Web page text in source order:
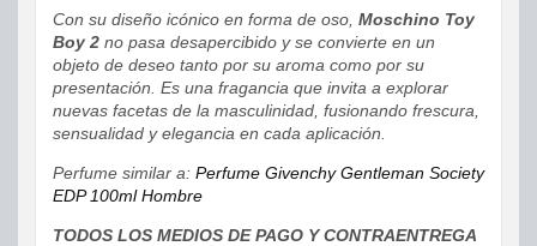
Con su diseño icónico en forma de oso, Moschino Toy
Boy 2 no pasa desapercibido y se convierte en un
objeto de deseo tanto por su aroma como por su
presentación. Es una fragancia que invita a explorar
nuevas facetas de la masculinidad, fusionando frescura,
sensualidad y elegancia en cada aplicación.
Perfume similar a: Perfume Givenchy Gentleman Society
EDP 100ml Hombre
TODOS LOS MEDIOS DE PAGO Y CONTRAENTREGA